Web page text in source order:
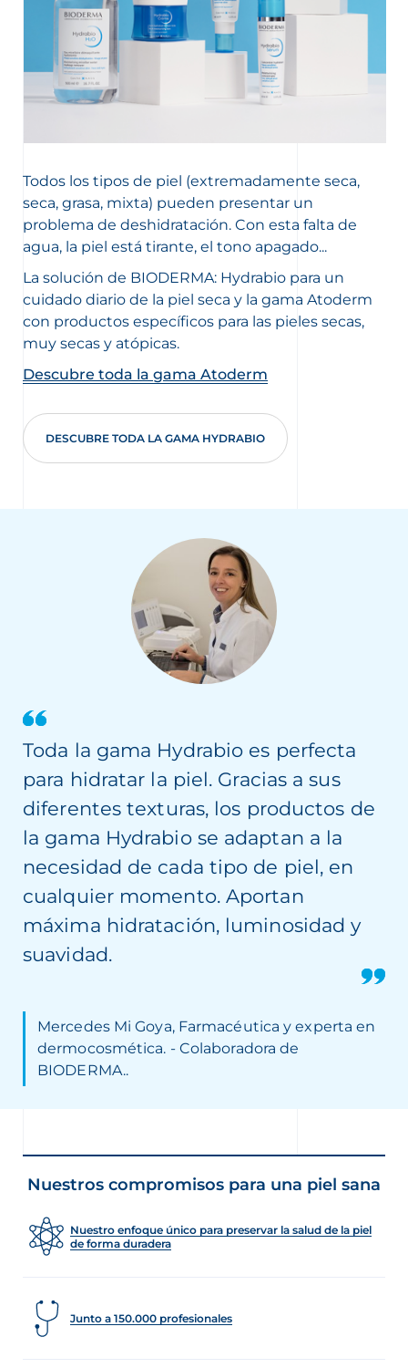
Todos los tipos de piel (extremadamente seca,
seca, grasa, mixta) pueden presentar un
problema de deshidratación. Con esta falta de
agua, la piel está tirante, el tono apagado...
La solución de BIODERMA: Hydrabio para un
cuidado diario de la piel seca y la gama Atoderm
con productos específicos para las pieles secas,
muy secas y atópicas.
Descubre toda la gama Atoderm
DESCUBRE TODA LA GAMA HYDRABIO
Toda la gama Hydrabio es perfecta
para hidratar la piel. Gracias a sus
diferentes texturas, los productos de
la gama Hydrabio se adaptan a la
necesidad de cada tipo de piel, en
cualquier momento. Aportan
máxima hidratación, luminosidad y
suavidad.
Mercedes Mi Goya, Farmacéutica y experta en
dermocosmética. - Colaboradora de
BIODERMA..
Nuestros compromisos para una piel sana
Nuestro enfoque único para preservar la salud de la piel
de forma duradera
Junto a 150.000 profesionales